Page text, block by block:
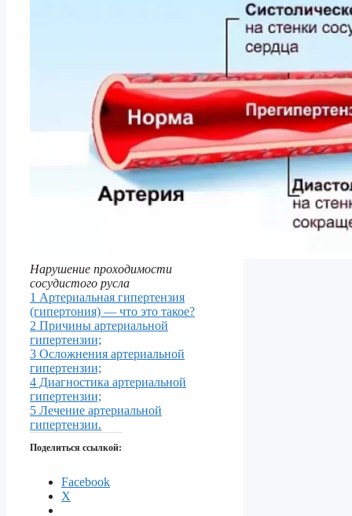
Нарушение проходимости
сосудистого русла
1 Артериальная гипертензия
(гипертония) — что это такое?
2 Причины артериальной
гипертензии;
3 Осложнения артериальной
гипертензии;
4 Диагностика артериальной
гипертензии;
5 Лечение артериальной
гипертензии.
Поделиться ссылкой:
Facebook
X